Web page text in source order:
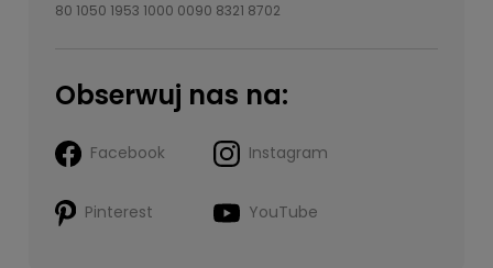
80 1050 1953 1000 0090 8321 8702
Obserwuj nas na:
Facebook Instagram
Pinterest YouTube